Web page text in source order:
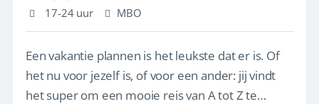
17-24 uur
MBO
Een vakantie plannen is het leukste dat er is. Of
het nu voor jezelf is, of voor een ander: jij vindt
het super om een mooie reis van A tot Z te